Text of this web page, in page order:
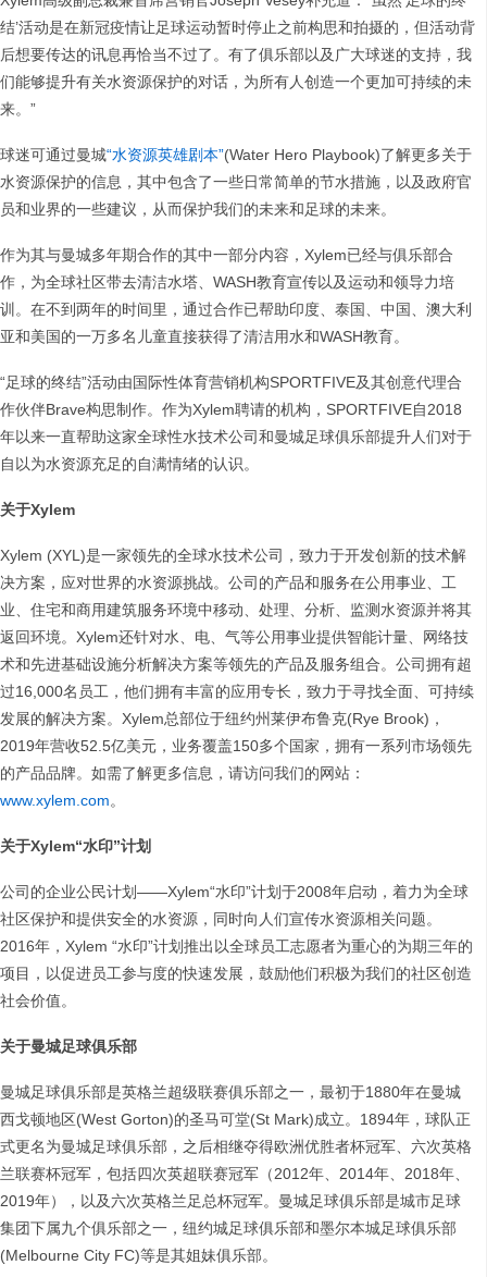
结’活动是在新冠疫情让足球运动暂时停止之前构思和拍摄的，但活动背
后想要传达的讯息再恰当不过了。有了俱乐部以及广大球迷的支持，我
们能够提升有关水资源保护的对话，为所有人创造一个更加可持续的未
来。”
球迷可通过曼城“水资源英雄剧本”(Water Hero Playbook)了解更多关于
水资源保护的信息，其中包含了一些日常简单的节水措施，以及政府官
员和业界的一些建议，从而保护我们的未来和足球的未来。
作为其与曼城多年期合作的其中一部分内容，Xylem已经与俱乐部合
作，为全球社区带去清洁水塔、WASH教育宣传以及运动和领导力培
训。在不到两年的时间里，通过合作已帮助印度、泰国、中国、澳大利
亚和美国的一万多名儿童直接获得了清洁用水和WASH教育。
“足球的终结”活动由国际性体育营销机构SPORTFIVE及其创意代理合
作伙伴Brave构思制作。作为Xylem聘请的机构，SPORTFIVE自2018
年以来一直帮助这家全球性水技术公司和曼城足球俱乐部提升人们对于
自以为水资源充足的自满情绪的认识。
关于Xylem
Xylem (XYL)是一家领先的全球水技术公司，致力于开发创新的技术解
决方案，应对世界的水资源挑战。公司的产品和服务在公用事业、工
业、住宅和商用建筑服务环境中移动、处理、分析、监测水资源并将其
返回环境。Xylem还针对水、电、气等公用事业提供智能计量、网络技
术和先进基础设施分析解决方案等领先的产品及服务组合。公司拥有超
过16,000名员工，他们拥有丰富的应用专长，致力于寻找全面、可持续
发展的解决方案。Xylem总部位于纽约州莱伊布鲁克(Rye Brook)，
2019年营收52.5亿美元，业务覆盖150多个国家，拥有一系列市场领先
的产品品牌。如需了解更多信息，请访问我们的网站：
www.xylem.com。
关于Xylem“水印”计划
公司的企业公民计划——Xylem“水印”计划于2008年启动，着力为全球
社区保护和提供安全的水资源，同时向人们宣传水资源相关问题。
2016年，Xylem “水印”计划推出以全球员工志愿者为重心的为期三年的
项目，以促进员工参与度的快速发展，鼓励他们积极为我们的社区创造
社会价值。
关于曼城足球俱乐部
曼城足球俱乐部是英格兰超级联赛俱乐部之一，最初于1880年在曼城
西戈顿地区(West Gorton)的圣马可堂(St Mark)成立。1894年，球队正
式更名为曼城足球俱乐部，之后相继夺得欧洲优胜者杯冠军、六次英格
兰联赛杯冠军，包括四次英超联赛冠军（2012年、2014年、2018年、
2019年），以及六次英格兰足总杯冠军。曼城足球俱乐部是城市足球
集团下属九个俱乐部之一，纽约城足球俱乐部和墨尔本城足球俱乐部
(Melbourne City FC)等是其姐妹俱乐部。